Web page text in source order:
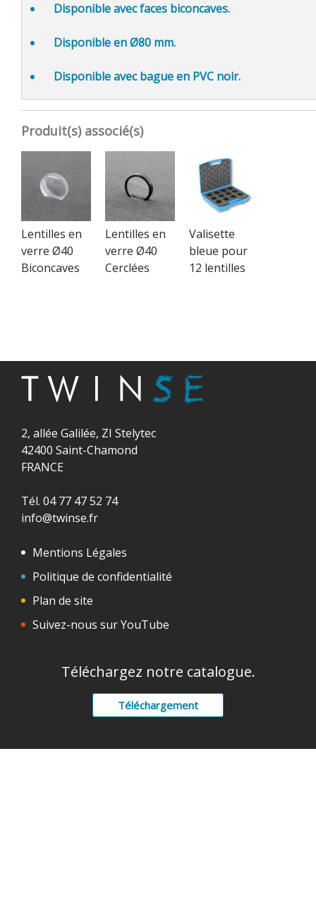
Disponible avecfaces biconcaves.
Disponible enØ80 mm.
Disponible avecbague en PVC noir.
Produit(s) associé(s)
Lentilles en
verre Ø40
Biconcaves
Lentilles en
verre Ø40
Cerclées
Valisette
bleue pour
12 lentilles
2, allée Galilée, ZI Stelytec
42400 Saint-Chamond
FRANCE
Tél. 04 77 47 52 74
info@twinse.fr
Mentions Légales
Politique de confidentialité
Plan de site
Suivez-nous sur YouTube
Téléchargez notre catalogue.
Téléchargement